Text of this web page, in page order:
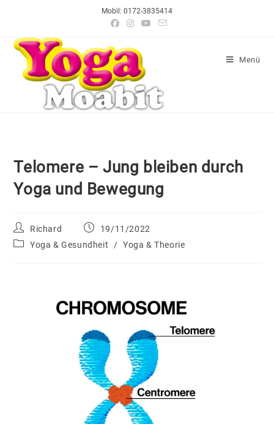
Mobil: 0172-3835414
Menü
Telomere – Jung bleiben durch
Yoga und Bewegung
Richard
19/11/2022
Yoga & Gesundheit
/ Yoga & Theorie